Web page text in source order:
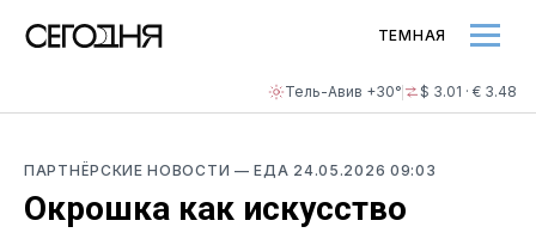
Тель-Авив +30° $ 3.01 · € 3.48
ТЕМНАЯ
ПАРТНЁРСКИЕ НОВОСТИ —ЕДА 24.05.2026 09:03
Окрошка как искусство